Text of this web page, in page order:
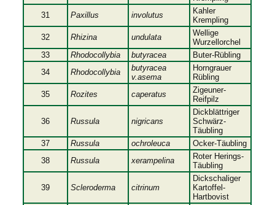
31
Paxillus involutus
Kahler
Krempling
32
Rhizina undulata
Wellige
Wurzellorchel
33
Rhodocollybia butyracea
Buter-Rübling
34
Rhodocollybia
butyracea
v.asema
Horngrauer
Rübling
35
Rozites caperatus
Zigeuner-
Reifpilz
36 Russula nigricans
Dickblättriger
Schwärz-
Täubling
37
Russula ochroleuca
Ocker-Täubling
38
Russula xerampelina
Roter Herings-
Täubling
39 Scleroderma citrinum
Dickschaliger
Kartoffel-
Hartbovist